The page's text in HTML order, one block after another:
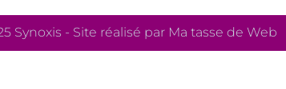
Synoxis - Site réalisé par Ma tasse de Web